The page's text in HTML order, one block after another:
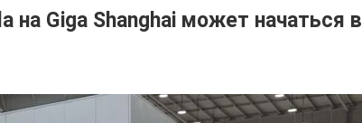
на Giga Shanghai может начаться в